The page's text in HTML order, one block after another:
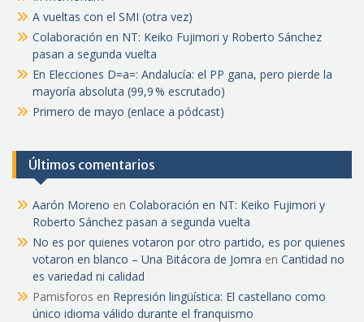
A vueltas con el SMI (otra vez)
Colaboración en NT: Keiko Fujimori y Roberto Sánchez
pasan a segunda vuelta
En Elecciones D=a=: Andalucía: el PP gana, pero pierde la
mayoría absoluta (99,9 % escrutado)
Primero de mayo (enlace a pódcast)
Últimos comentarios
Aarón Moreno en Colaboración en NT: Keiko Fujimori y
Roberto Sánchez pasan a segunda vuelta
No es por quienes votaron por otro partido, es por quienes
votaron en blanco – Una Bitácora de Jomra en Cantidad no
es variedad ni calidad
Pamisforos en Represión lingüística: El castellano como
único idioma válido durante el franquismo